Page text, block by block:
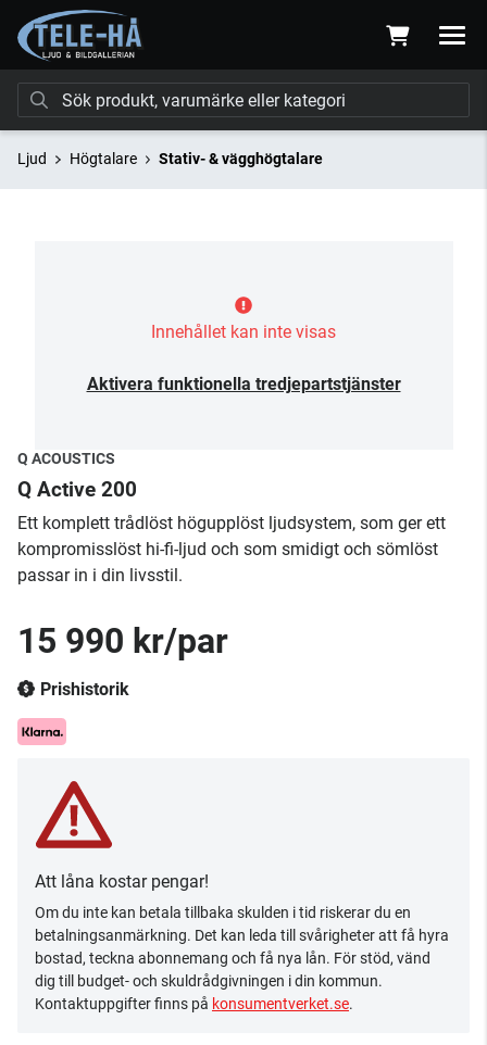
Ljud Högtalare Stativ- & vägghögtalare
Innehållet kan inte visas
Aktivera funktionella tredjepartstjänster
Q ACOUSTICS
Q Active 200
Ett komplett trådlöst högupplöst ljudsystem, som ger ett
kompromisslöst hi-fi-ljud och som smidigt och sömlöst
passar in i din livsstil.
15 990 kr/par
Prishistorik
Att låna kostar pengar!
Om du inte kan betala tillbaka skulden i tid riskerar du en
betalningsanmärkning. Det kan leda till svårigheter att få hyra
bostad, teckna abonnemang och få nya lån. För stöd, vänd
dig till budget- och skuldrådgivningen i din kommun.
Kontaktuppgifter finns på konsumentverket.se.